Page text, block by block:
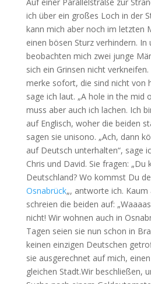
ich über ein großes Loch in der
kann mich aber noch im letzten
einen bösen Sturz verhindern.
beobachten mich zwei junge
sich ein Grinsen nicht
merke sofort, die sind nicht von
sage ich laut. „A hole in the mid
muss aber auch ich lachen. Ich
auf Englisch, woher die beiden
sagen sie unisono. „Ach, dann
auf Deutsch unterhalten“, sage
Chris und David. Sie fragen:
Deutschland? Wo kommst Du
Osnabrück„, antworte ich. Kaum
schreien die beiden auf:
nicht! Wir wohnen auch in
Tagen seien sie nun schon in
keinen einzigen Deutschen
sie ausgerechnet auf mich,
gleichen Stadt.Wir beschließen,